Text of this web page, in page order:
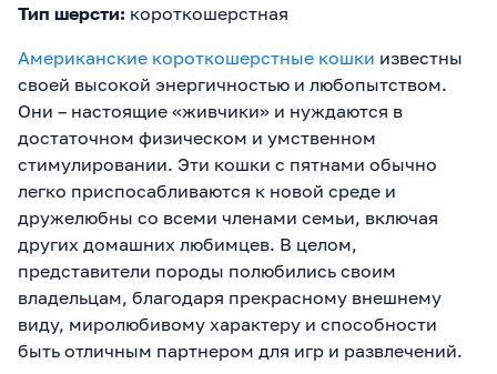
Тип шерсти: короткошерстная
Американские короткошерстные кошки известны
своей высокой энергичностью и любопытством.
Они – настоящие «живчики» и нуждаются в
достаточном физическом и умственном
стимулировании. Эти кошки с пятнами обычно
легко приспосабливаются к новой среде и
дружелюбны со всеми членами семьи, включая
других домашних любимцев. В целом,
представители породы полюбились своим
владельцам, благодаря прекрасному внешнему
виду, миролюбивому характеру и способности
быть отличным партнером для игр и развлечений.